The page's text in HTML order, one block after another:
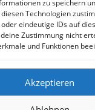
zu speichern
Technologien
eindeutige IDs auf
Zustimmung nicht
und Funktionen
Akzeptieren